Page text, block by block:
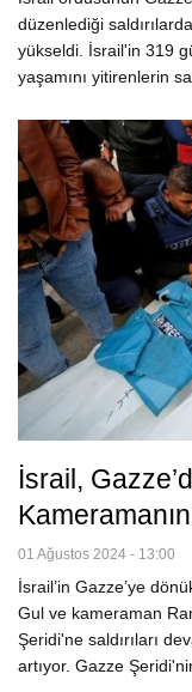
düzenlediği
yükseldi. İsrail'in 319
yaşamını yitirenlerin
İsrail,
01 Ağustos 2024 - 13:00
İsrail’in Gazze’ye
Gul ve kameraman
Şeridi'ne saldırıları
artıyor. Gazze